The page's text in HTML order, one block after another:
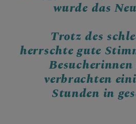
wurde das
Trotz des
herrschte gute
verbrachten
Stunden in